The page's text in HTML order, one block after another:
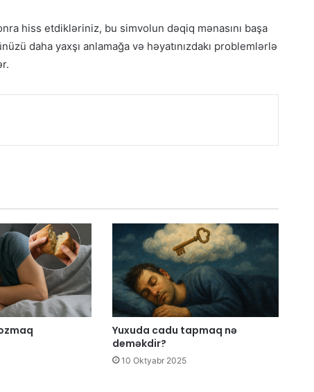
hiss etdikləriniz, bu simvolun dəqiq mənasını başa
daha yaxşı anlamağa və həyatınızdakı problemlərlə
Yuxuda cadu tapmaq nə
deməkdir?
10 Oktyabr 2025